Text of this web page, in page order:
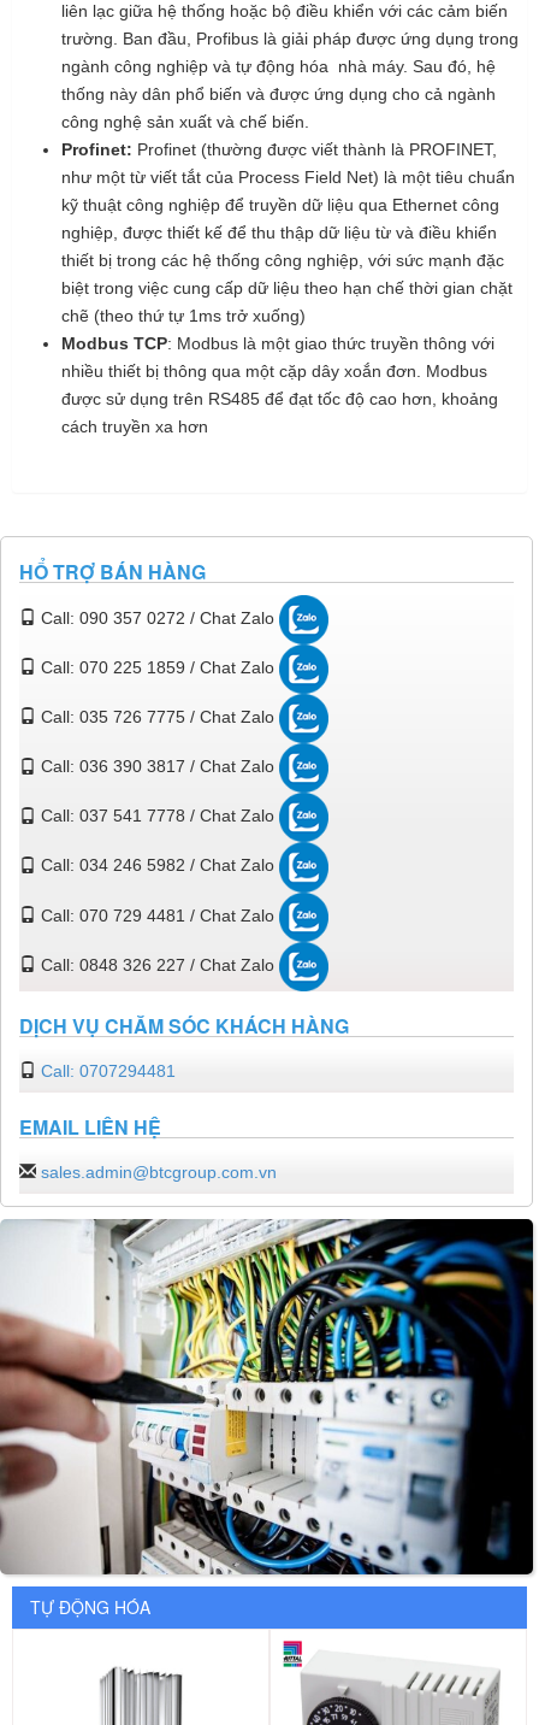
liên lạc giữa hệ thống hoặc bộ điều khiển với các cảm biến
trường. Ban đầu, Profibus là giải pháp được ứng dụng trong
ngành công nghiệp và tự động hóa nhà máy. Sau đó, hệ
thống này dân phổ biến và được ứng dụng cho cả ngành
công nghệ sản xuất và chế biến.
Profinet: Profinet (thường được viết thành là PROFINET,
như một từ viết tắt của Process Field Net) là một tiêu chuẩn
kỹ thuật công nghiệp để truyền dữ liệu qua Ethernet công
nghiệp, được thiết kế để thu thập dữ liệu từ và điều khiển
thiết bị trong các hệ thống công nghiệp, với sức mạnh đặc
biệt trong việc cung cấp dữ liệu theo hạn chế thời gian chặt
chẽ (theo thứ tự 1ms trở xuống)
Modbus TCP: Modbus là một giao thức truyền thông với
nhiều thiết bị thông qua một cặp dây xoắn đơn. Modbus
được sử dụng trên RS485 để đạt tốc độ cao hơn, khoảng
cách truyền xa hơn
HỔ TRỢ BÁN HÀNG
Call: 090 357 0272 / Chat Zalo
Call: 070 225 1859 / Chat Zalo
Call: 035 726 7775 / Chat Zalo
Call: 036 390 3817 / Chat Zalo
Call: 037 541 7778 / Chat Zalo
Call: 034 246 5982 / Chat Zalo
Call: 070 729 4481 / Chat Zalo
Call: 0848 326 227 / Chat Zalo
DỊCH VỤ CHĂM SÓC KHÁCH HÀNG
Call: 0707294481
EMAIL LIÊN HỆ
sales.admin@btcgroup.com.vn
TỰ ĐỘNG HÓA